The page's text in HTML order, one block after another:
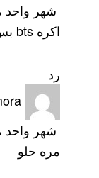
شهر واحد
اكره bts بس اخترت جين عشانه احلى واحد..!
رد
شهر واحد
مره حلو